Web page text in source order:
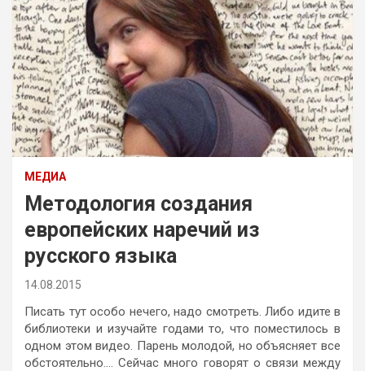
МЕДИА
Методология создания
европейских наречий из
русского языка
14.08.2015
Писать тут особо нечего, надо смотреть. Либо идите в
библиотеки и изучайте годами то, что поместилось в
одном этом видео. Парень молодой, но объясняет все
обстоятельно…. Сейчас много говорят о связи между